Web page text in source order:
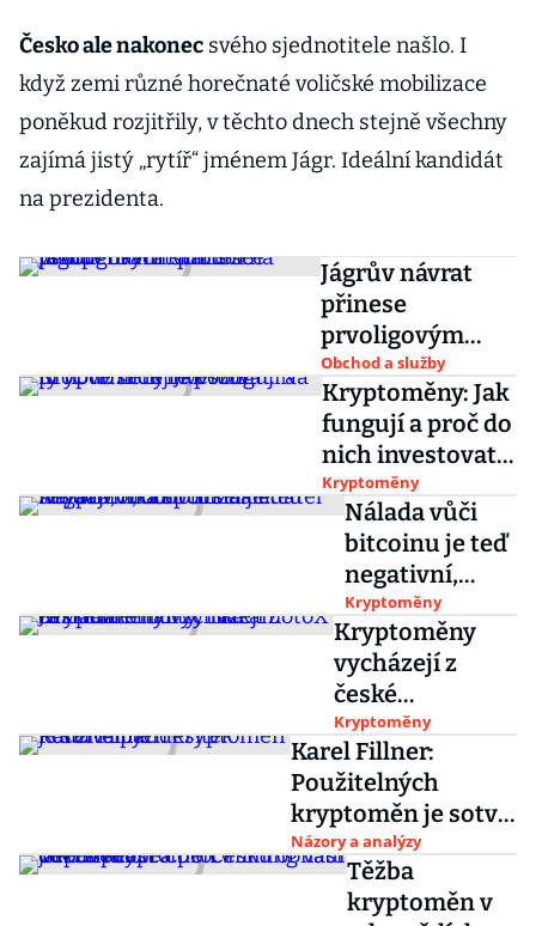
Česko ale nakonec svého sjednotitele našlo. I
když zemi různé horečnaté voličské mobilizace
poněkud rozjitřily, v těchto dnech stejně všechny
zajímá jistý „rytíř“ jménem Jágr. Ideální kandidát
na prezidenta.
Jágrův návrat
přinese
prvoligovým
klubům na
vstupenkách
statistíce navíc
Obchod a služby
Kryptoměny: Jak
fungují a proč do
nich investovat.
Na ty nové si
dejte pozor
Kryptoměny
Nálada vůči
bitcoinu je teď
negativní,
období se ale
střídají, říká
spoluzakladat
el
Kryptofondu
Kryptoměny
Kryptoměny
vycházejí z
české
mentality, říká
zakladatel
burzy
NakamotoX Jiří
Fiala
Kryptoměny
Karel Fillner:
Použitelných
kryptoměn je sotva
pár desítek
Názory a analýzy
Těžba
kryptoměn v